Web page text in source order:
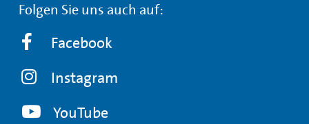
Folgen Sie uns auch auf:
Facebook
Instagram
YouTube